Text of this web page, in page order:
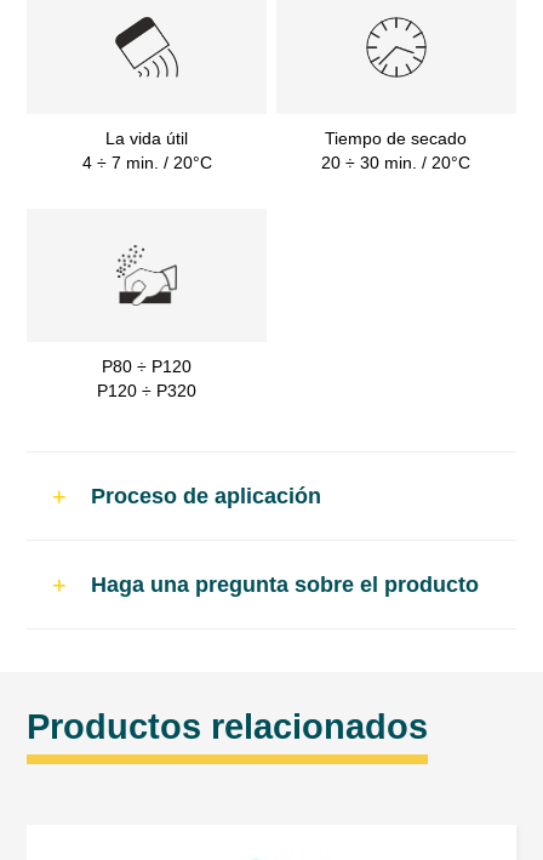
La vida útil
4 ÷ 7 min. / 20°C
Tiempo de secado
20 ÷ 30 min. / 20°C
P80 ÷ P120
P120 ÷ P320
Proceso de aplicación
Proporción de mezcla por peso
Haga una pregunta sobre el producto
Productos relacionados